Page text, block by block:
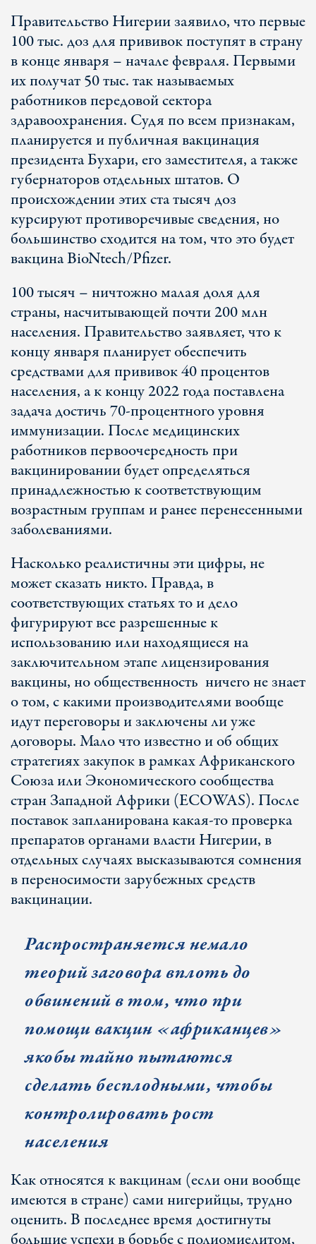
Правительство Нигерии заявило, что первые
100 тыс. доз для прививок поступят в страну
в конце января – начале февраля. Первыми
их получат 50 тыс. так называемых
работников передовой сектора
здравоохранения. Судя по всем признакам,
планируется и публичная вакцинация
президента Бухари, его заместителя, а также
губернаторов отдельных штатов. О
происхождении этих ста тысяч доз
курсируют противоречивые сведения, но
большинство сходится на том, что это будет
вакцина BioNtech/Pfizer.
100 тысяч – ничтожно малая доля для
страны, насчитывающей почти 200 млн
населения. Правительство заявляет, что к
концу января планирует обеспечить
средствами для прививок 40 процентов
населения, а к концу 2022 года поставлена
задача достичь 70-процентного уровня
иммунизации. После медицинских
работников первоочередность при
вакцинировании будет определяться
принадлежностью к соответствующим
возрастным группам и ранее перенесенными
заболеваниями.
Насколько реалистичны эти цифры, не
может сказать никто. Правда, в
соответствующих статьях то и дело
фигурируют все разрешенные к
использованию или находящиеся на
заключительном этапе лицензирования
вакцины, но общественность ничего не знает
о том, с какими производителями вообще
идут переговоры и заключены ли уже
договоры. Мало что известно и об общих
стратегиях закупок в рамках Африканского
Союза или Экономического сообщества
стран Западной Африки (ECOWAS). После
поставок запланирована какая-то проверка
препаратов органами власти Нигерии, в
отдельных случаях высказываются сомнения
в переносимости зарубежных средств
вакцинации.
Распространяется немало
теорий заговора вплоть до
обвинений в том, что при
помощи вакцин «африканцев»
якобы тайно пытаются
сделать бесплодными, чтобы
контролировать рост
населения
Как относятся к вакцинам (если они вообще
имеются в стране) сами нигерийцы, трудно
оценить. В последнее время достигнуты